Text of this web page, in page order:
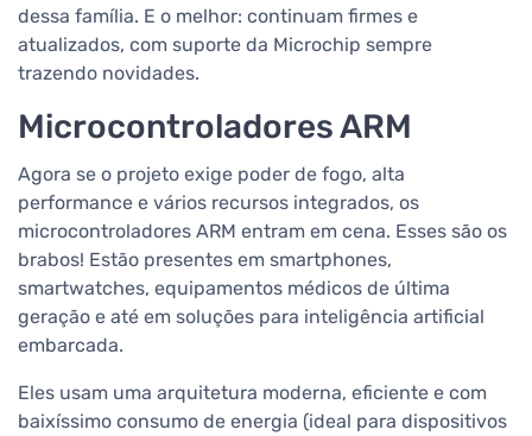
dessa família. E o melhor: continuam firmes e
atualizados, com suporte da Microchip sempre
trazendo novidades.
Microcontroladores ARM
Agora se o projeto exige poder de fogo, alta
performance e vários recursos integrados, os
microcontroladores ARM entram em cena. Esses são os
brabos! Estão presentes em smartphones,
smartwatches, equipamentos médicos de última
geração e até em soluções para inteligência artificial
embarcada.
Eles usam uma arquitetura moderna, eficiente e com
baixíssimo consumo de energia (ideal para dispositivos